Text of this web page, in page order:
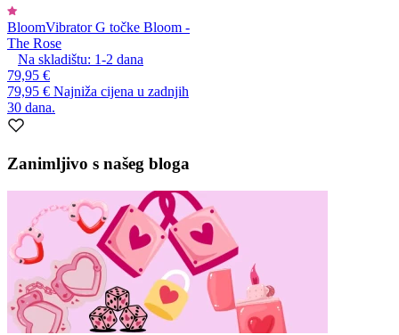
BloomVibrator G točke Bloom -
The Rose
Na skladištu: 1-2 dana
79,95 €
79,95 € Najniža cijena u zadnjih
30 dana.
Zanimljivo s našeg bloga